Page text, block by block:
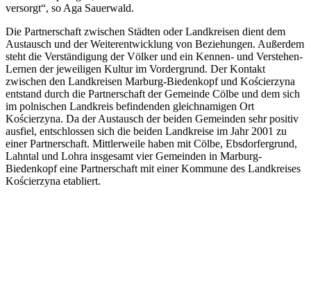
versorgt“, so Aga Sauerwald.
Die Partnerschaft zwischen Städten oder Landkreisen dient dem
Austausch und der Weiterentwicklung von Beziehungen. Außerdem
steht die Verständigung der Völker und ein Kennen- und Verstehen-
Lernen der jeweiligen Kultur im Vordergrund. Der Kontakt
zwischen den Landkreisen Marburg-Biedenkopf und Kościerzyna
entstand durch die Partnerschaft der Gemeinde Cölbe und dem sich
im polnischen Landkreis befindenden gleichnamigen Ort
Kościerzyna. Da der Austausch der beiden Gemeinden sehr positiv
ausfiel, entschlossen sich die beiden Landkreise im Jahr 2001 zu
einer Partnerschaft. Mittlerweile haben mit Cölbe, Ebsdorfergrund,
Lahntal und Lohra insgesamt vier Gemeinden in Marburg-
Biedenkopf eine Partnerschaft mit einer Kommune des Landkreises
Kościerzyna etabliert.